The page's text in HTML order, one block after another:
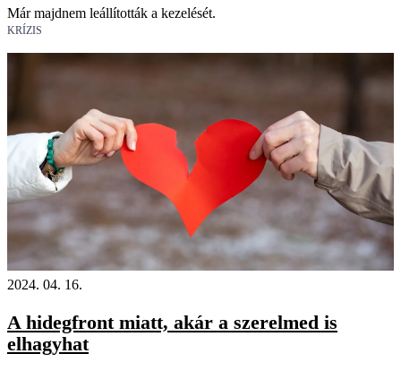
Már majdnem leállították a kezelését.
KRÍZIS
2024. 04. 16.
A hidegfront miatt, akár a szerelmed is
elhagyhat